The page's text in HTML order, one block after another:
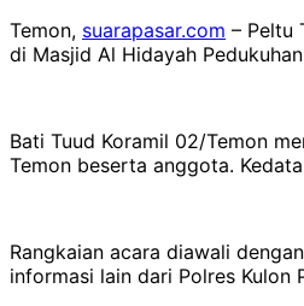
Temon, suarapasar.com – Peltu
di Masjid Al Hidayah
Bati Tuud Koramil 02/Temon
Temon beserta anggota.
Rangkaian acara diawali
informasi lain dari Polres Kulon